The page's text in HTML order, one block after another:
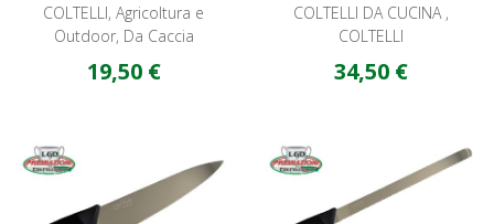
COLTELLI, Agricoltura e
Outdoor, Da Caccia
19,50 €
COLTELLI DA CUCINA ,
COLTELLI
34,50 €
Add to Wishlist